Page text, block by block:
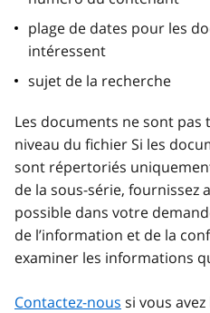
plage de dates pour les
intéressent
sujet de la recherche
Les documents ne sont pas
niveau du fichier Si les
sont répertoriés
de la sous-série, fournissez
possible dans votre
de l’information et de la
examiner les informations
Contactez-nous si vous avez